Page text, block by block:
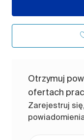
Otrzymuj
ofertach
Zarejestruj